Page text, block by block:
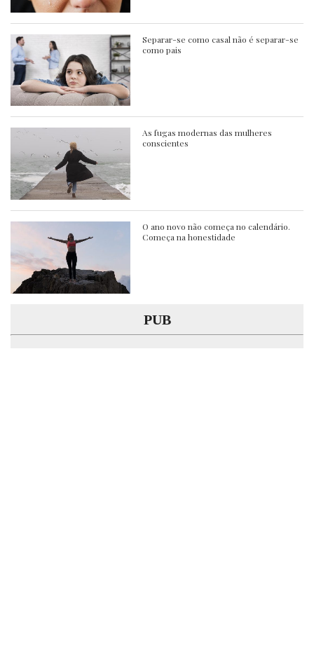
Separar-se como casal não é separar-se
como pais
As fugas modernas das mulheres
conscientes
O ano novo não começa no calendário.
Começa na honestidade
PUB